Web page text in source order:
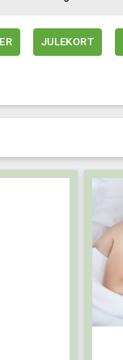
JULEKORT